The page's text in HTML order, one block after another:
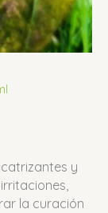
y
la curación